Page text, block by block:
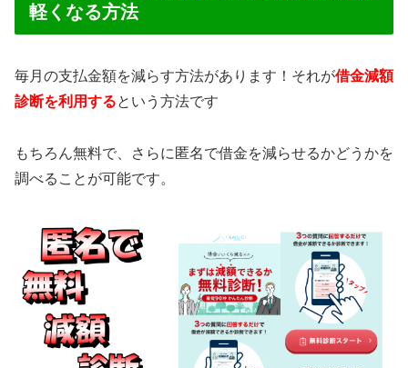
軽くなる方法
毎月の支払金額を減らす方法があります！それが借金減額
診断を利用するという方法です
もちろん無料で、さらに匿名で借金を減らせるかどうかを
調べることが可能です。